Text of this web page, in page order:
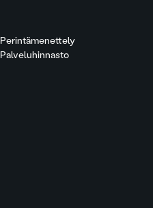
Perintämenettely
Palveluhinnasto